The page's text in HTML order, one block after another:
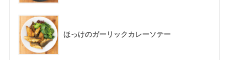
ほっけのガーリックカレーソテー